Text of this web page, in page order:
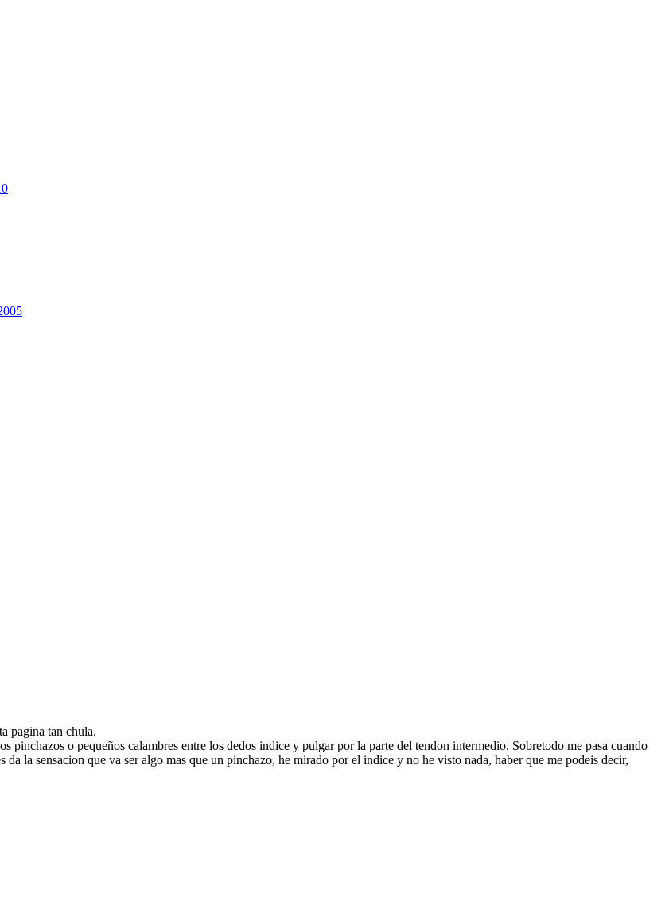
pagina tan chula.
pinchazos o pequeños calambres entre los dedos indice y pulgar por la parte del tendon intermedio. Sobretodo me pasa cuando
la sensacion que va ser algo mas que un pinchazo, he mirado por el indice y no he visto nada, haber que me podeis decir,